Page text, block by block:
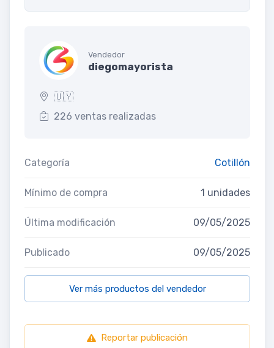
Vendedor
diegomayorista
🇺🇾
226 ventas realizadas
Categoría Cotillón
Mínimo de compra 1 unidades
Última modificación 09/05/2025
Publicado 09/05/2025
Ver más productos del vendedor
Reportar publicación